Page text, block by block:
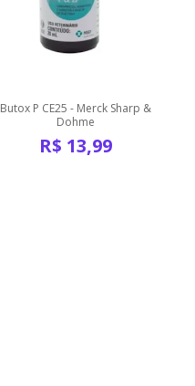
Butox P CE25 - Merck Sharp &
Dohme
R$ 13,99